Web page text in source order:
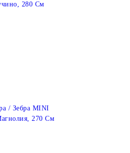
280 См
/ Зебра MINI
270 См